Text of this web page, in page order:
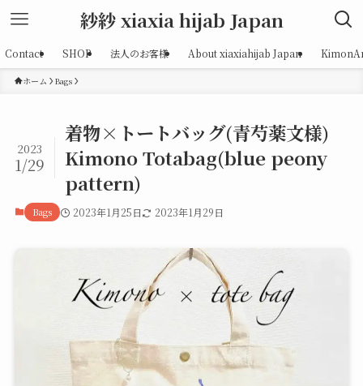
紗紗 xiaxia hijab Japan
Contact SHOP 法人のお客様 About xiaxiahijab Japan
ホーム Bags
着物×トートバッグ(青芍薬文様)
Kimono Totabag(blue peony
pattern)
2023
1/29
Bags 2023年1月25日 2023年1月29日